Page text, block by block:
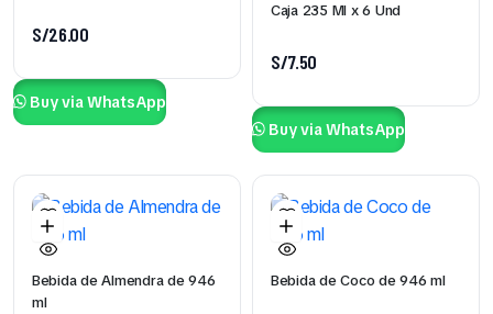
S/26.00
Buy via WhatsApp
Caja 235 Ml x 6 Und
S/7.50
Buy via WhatsApp
Bebida de Almendra de 946
ml
Bebida de Coco de 946 ml